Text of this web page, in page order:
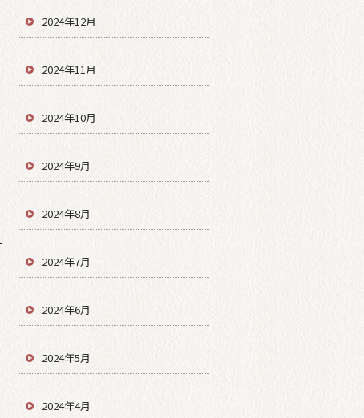
2024年12月
2024年11月
2024年10月
2024年9月
2024年8月
2024年7月
2024年6月
2024年5月
2024年4月